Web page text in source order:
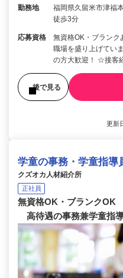
勤務地
福岡県久留米市津福
徒歩3分
応募資格
無資格OK・ブラン
職場を盛り上げてい
の方大歓迎！ ☆接客
後で見る
更新
学童の事務・学童指導
クズオカ人材紹介所
正社員
無資格OK・ブランクOK
高待遇の事務兼学童指